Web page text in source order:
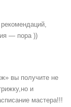
— пора ))
вы получите не
и
мастера!!!